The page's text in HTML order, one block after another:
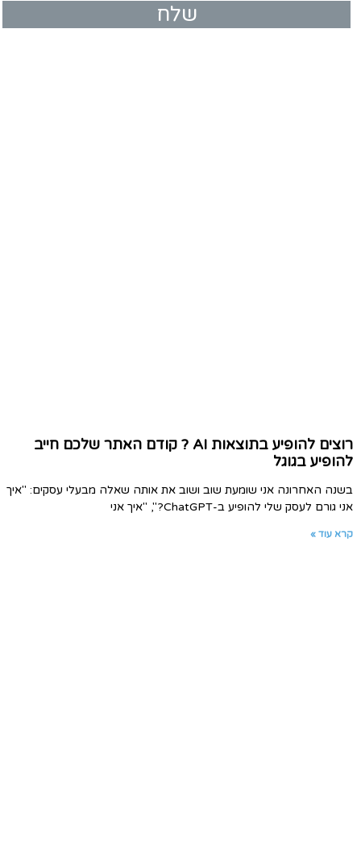
שלח
רוצים להופיע בתוצאות AI ? קודם האתר שלכם חייב
להופיע בגוגל
בשנה האחרונה אני שומעת שוב ושוב את אותה שאלה מבעלי עסקים: "איך
אני גורם לעסק שלי להופיע ב-ChatGPT?", "איך אני
קרא עוד »